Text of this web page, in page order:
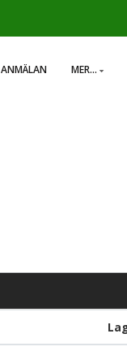
ANMÄLAN MER...